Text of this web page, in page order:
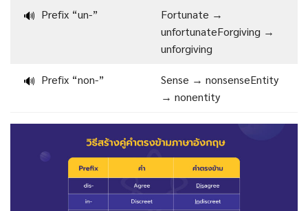
🔊 Prefix “un-”
Fortunate →
unfortunateForgiving →
unforgiving
🔊 Prefix “non-”
Sense → nonsenseEntity
→ nonentity